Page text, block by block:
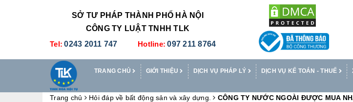
SỞ TƯ PHÁP THÀNH PHỐ HÀ NỘI
CÔNG TY LUẬT TNHH TLK
Tel: 0243 2011 747 Hotline: 097 211 8764
TRANG CHỦ GIỚI THIỆU DỊCH VỤ PHÁP LÝ DỊCH VỤ KẾ TOÁN - THUẾ
Trang chủ Hỏi đáp về bất động sản và xây dựng. CÔNG TY NƯỚC NGOÀI ĐƯỢC MUA